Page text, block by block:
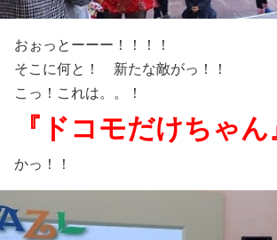
おぉっとーーー！！！！
そこに何と！ 新たな敵がっ！！
こっ！これは。。！
『ドコモだけちゃん
かっ！！